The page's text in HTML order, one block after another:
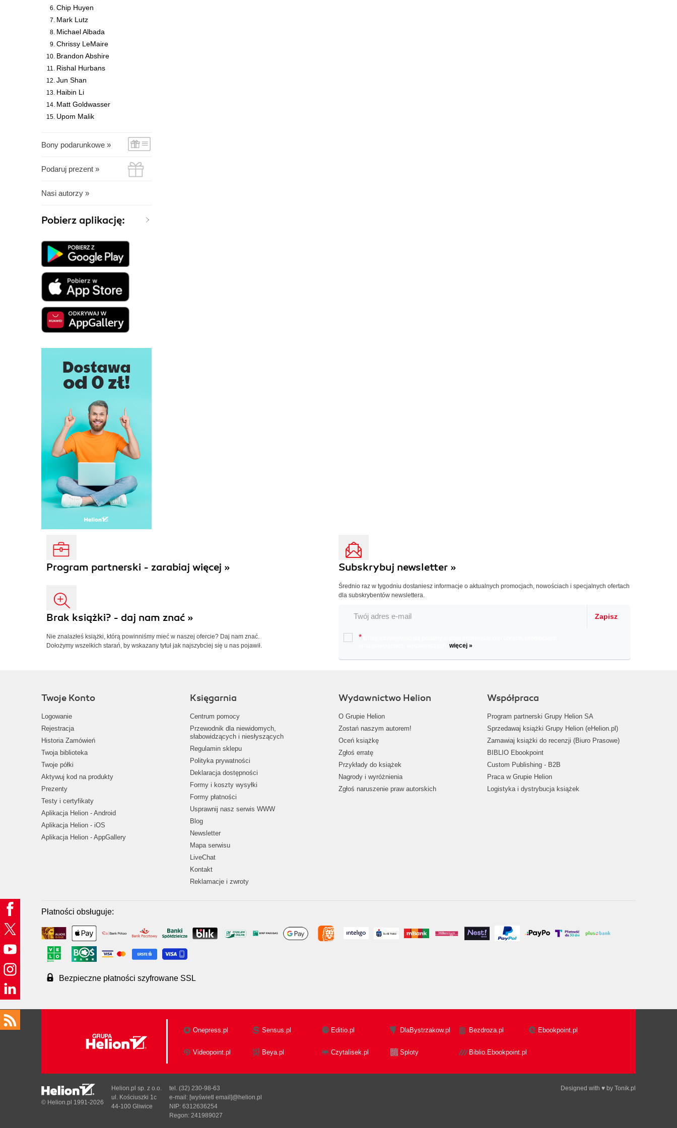
Chip Huyen
Mark Lutz
Michael Albada
Chrissy LeMaire
Brandon Abshire
Rishal Hurbans
Jun Shan
Haibin Li
Matt Goldwasser
Upom Malik
Bony podarunkowe »
Podaruj prezent »
Nasi autorzy »
Pobierz aplikację:
Program partnerski - zarabiaj więcej »
Brak książki? - daj nam znać »
Nie znalazłeś książki, którą powinniśmy mieć w naszej ofercie? Daj nam znać.
Dołożymy wszelkich starań, by wskazany tytuł jak najszybciej się u nas pojawił.
Subskrybuj newsletter »
Średnio raz w tygodniu dostaniesz informacje o aktualnych promocjach, nowościach i specjalnych ofertach
dla subskrybentów newslettera.
Zapisz
*
więcej »
Twoje Konto
Logowanie
Rejestracja
Historia Zamówień
Twoja biblioteka
Twoje półki
Aktywuj kod na produkty
Prezenty
Testy i certyfikaty
Aplikacja Helion - Android
Aplikacja Helion - iOS
Aplikacja Helion - AppGallery
Księgarnia
Centrum pomocy
Przewodnik dla niewidomych,
słabowidzących i niesłyszących
Regulamin sklepu
Polityka prywatności
Deklaracja dostępności
Formy i koszty wysyłki
Formy płatności
Usprawnij nasz serwis WWW
Blog
Newsletter
Mapa serwisu
LiveChat
Kontakt
Reklamacje i zwroty
Wydawnictwo Helion
O Grupie Helion
Zostań naszym autorem!
Oceń książkę
Zgłoś erratę
Przykłady do książek
Nagrody i wyróżnienia
Zgłoś naruszenie praw autorskich
Współpraca
Program partnerski Grupy Helion SA
Sprzedawaj książki Grupy Helion (eHelion.pl)
Zamawiaj książki do recenzji (Biuro Prasowe)
BIBLIO Ebookpoint
Custom Publishing - B2B
Praca w Grupie Helion
Logistyka i dystrybucja książek
Płatności obsługuje:
Bezpieczne płatności szyfrowane SSL
Onepress.pl Sensus.pl Editio.pl DlaBystrzakow.pl Bezdroza.pl Ebookpoint.pl
Videopoint.pl Beya.pl Czytalisek.pl Sploty Biblio.Ebookpoint.pl
Designed with ♥ by Tonik.pl
© Helion.pl 1991-2026
Helion.pl sp. z o.o.
ul. Kościuszki 1c
44-100 Gliwice
tel. (32) 230-98-63
e-mail: [wyświetl email]@helion.pl
NIP: 6312636254
Regon: 241989027